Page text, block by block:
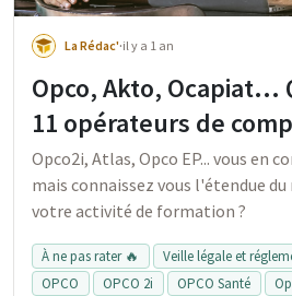
La Rédac'·il y a 1 an
Opco, Akto, Ocapiat…
11 opérateurs de
Opco2i, Atlas, Opco EP... vous en
mais connaissez vous l'étendue
votre activité de formation ?
À ne pas rater 🔥 Veille légale et
OPCO
OPCO 2i OPCO Santé